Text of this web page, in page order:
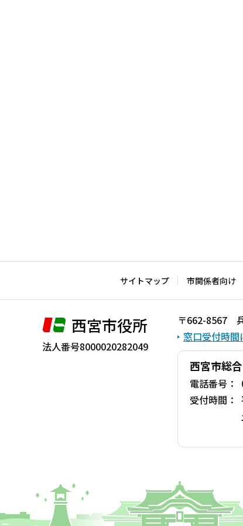
サイトマップ 市関係者向け
西宮市役所
法人番号8000020282049
〒662-8567
窓口受付時間
西宮市総
電話番号：
受付時間：